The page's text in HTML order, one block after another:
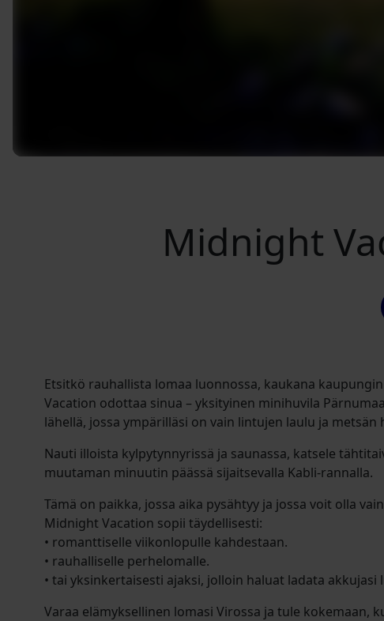
Midnight
Etsitkö rauhallista lomaa luonnossa, kaukana
Vacation odottaa sinua – yksityinen minihuvila
lähellä, jossa ympärilläsi on vain lintujen laulu ja metsän
Nauti illoista kylpytynnyrissä ja saunassa, katsele
muutaman minuutin päässä sijaitsevalla Kabli-rannalla.
Tämä on paikka, jossa aika pysähtyy ja jossa voit olla
Midnight Vacation sopii täydellisesti:
• romanttiselle viikonlopulle kahdestaan.
• rauhalliselle perhelomalle.
• tai yksinkertaisesti ajaksi, jolloin haluat ladata akkujasi
Varaa elämyksellinen lomasi Virossa ja tule kokemaan,